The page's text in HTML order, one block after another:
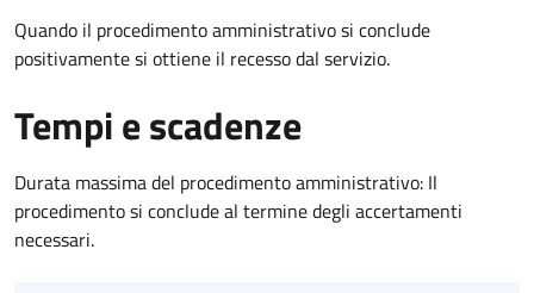
Quando il procedimento amministrativo si conclude
positivamente si ottiene il recesso dal servizio.
Tempi e scadenze
Durata massima del procedimento amministrativo: Il
procedimento si conclude al termine degli accertamenti
necessari.